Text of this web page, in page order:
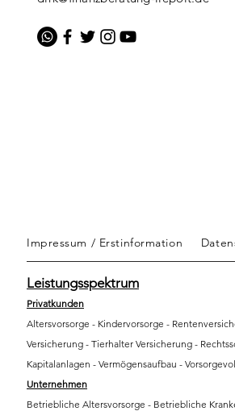
Impressum / Erstinformation
Leistungsspektrum
Privatkunden
Altersvorsorge - Kindervorsorge -
Versicherung - Tierhalter Versicherung -
Kapitalanlagen - Vermögensaufbau -
Unternehmen
​Betriebliche Altersvorsorge - Betriebliche